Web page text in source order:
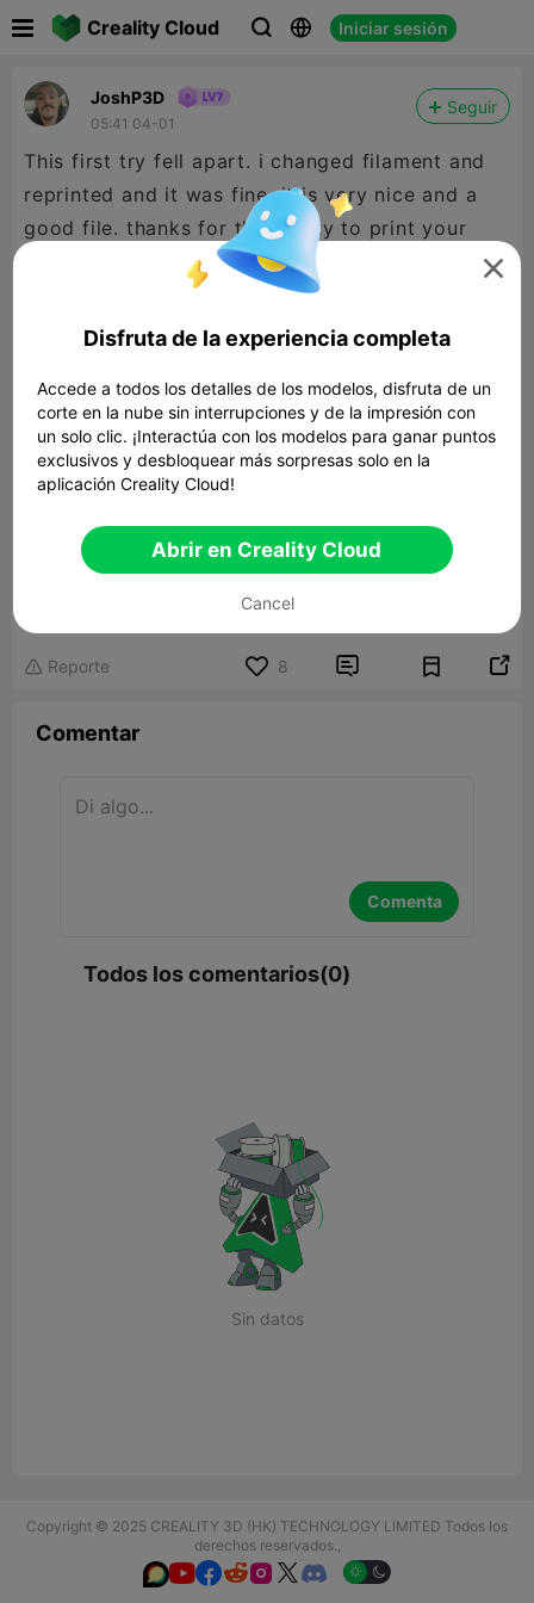
Creality Cloud   Iniciar sesión
JoshP3D
05:41 04-01
Seguir
This first try fell apart. i changed filament and
reprinted and it was fine. it is very nice and a
good file. thanks for the ability to print your
Articulated Bone
Modelo 3D relacionado
 Reporte 8  
Comentar
Comenta
Todos los comentarios(0)
Sin datos
Copyright © 2025 CREALITY 3D (HK) TECHNOLOGY LIMITED Todos los
derechos reservados.,
  

Disfruta de la experiencia completa
Accede a todos los detalles de los modelos, disfruta de un
corte en la nube sin interrupciones y de la impresión con
un solo clic. ¡Interactúa con los modelos para ganar puntos
exclusivos y desbloquear más sorpresas solo en la
aplicación Creality Cloud!
Abrir en Creality Cloud
Cancel